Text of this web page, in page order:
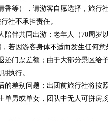
等），请游客自愿选择，旅
社不承担责任。
伴共同出游；老年人（70周
若因游客身体不适而发生任何意
门票差额；由于大部分景区
执行。
差别问题；出团前旅行社将按
男或单女，团队中无人可拼